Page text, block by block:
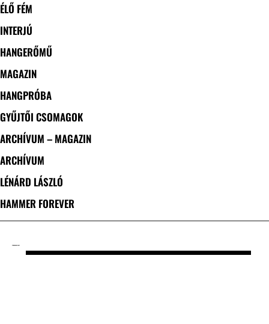
ÉLŐ FÉM
INTERJÚ
HANGERŐMŰ
MAGAZIN
HANGPRÓBA
GYŰJTŐI CSOMAGOK
ARCHÍVUM – MAGAZIN
ARCHÍVUM
LÉNÁRD LÁSZLÓ
HAMMER FOREVER